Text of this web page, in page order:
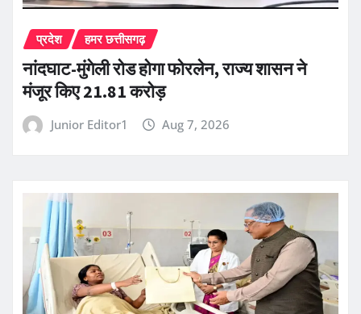
प्रदेश हमर छत्तीसगढ़
नांदघाट-मुंगेली रोड होगा फोरलेन, राज्य शासन ने
मंजूर किए 21.81 करोड़
Junior Editor1 Aug 7, 2026